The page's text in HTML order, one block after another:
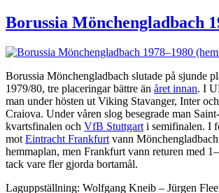
Borussia Mönchengladbach
Borussia Mönchengladbach slutade på sjunde
1979/80, tre placeringar bättre än året innan. I
man under hösten ut Viking Stavanger, Inter
Craiova. Under våren slog besegrade man
kvartsfinalen och VfB Stuttgart i semifinalen. I
mot Eintracht Frankfurt vann
hemmaplan, men Frankfurt vann returen med
tack vare fler gjorda bortamål.
Laguppställning: Wolfgang Kneib – Jürgen